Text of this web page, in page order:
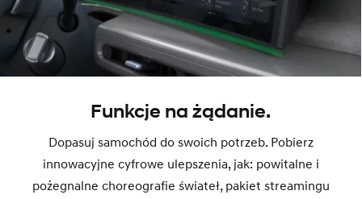
Funkcje na żądanie.
Dopasuj samochód do swoich potrzeb. Pobierz
innowacyjne cyfrowe ulepszenia, jak: powitalne i
pożegnalne choreografie świateł, pakiet streamingu